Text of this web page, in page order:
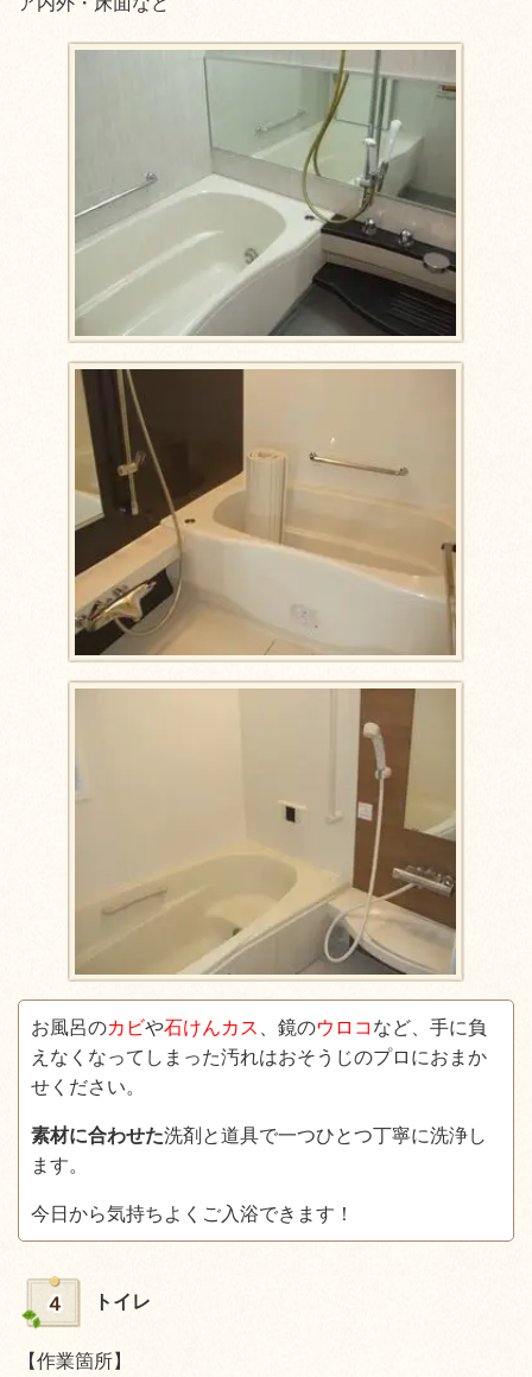
お風呂のカビや石けんカス 、鏡のウロコ など、手に負
えなくなってしまった汚れはおそうじのプロにおまか
せください。
素材に合わせた洗剤と道具で一つひとつ丁寧に洗浄し
ます。
今日から気持ちよくご入浴できます！
４ トイレ
【作業箇所】